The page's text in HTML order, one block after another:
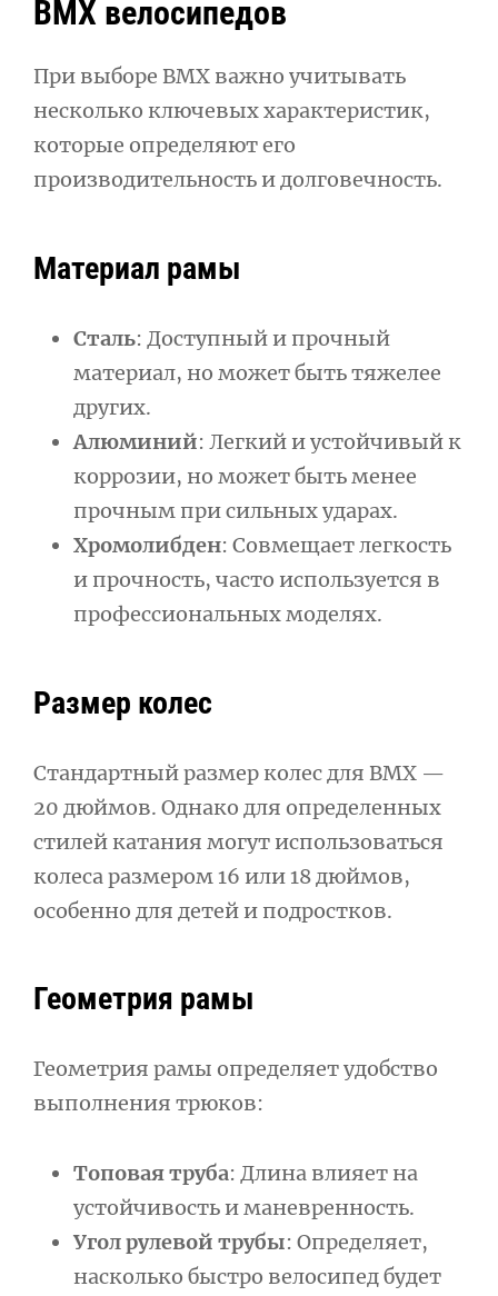
BMX велосипедов
При выборе BMX важно учитывать
несколько ключевых характеристик,
которые определяют его
производительность и долговечность.
Материал рамы
Сталь: Доступный и прочный
материал, но может быть тяжелее
других.
Алюминий: Легкий и устойчивый к
коррозии, но может быть менее
прочным при сильных ударах.
Хромолибден: Совмещает легкость
и прочность, часто используется в
профессиональных моделях.
Размер колес
Стандартный размер колес для BMX —
20 дюймов. Однако для определенных
стилей катания могут использоваться
колеса размером 16 или 18 дюймов,
особенно для детей и подростков.
Геометрия рамы
Геометрия рамы определяет удобство
выполнения трюков:
Топовая труба: Длина влияет на
устойчивость и маневренность.
Угол рулевой трубы: Определяет,
насколько быстро велосипед будет